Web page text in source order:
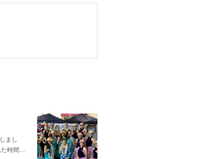
まし
た時間…